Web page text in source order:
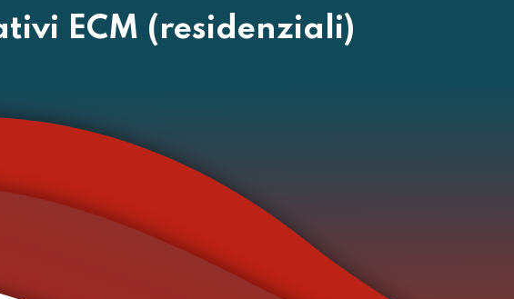
ECM (residenziali)